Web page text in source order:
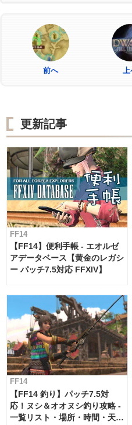
前へ 上
更新記事
FF14
【FF14】便利手帳 - エオルゼ
アデータベース【黄金のレガシ
ー パッチ7.5対応 FFXIV】
FF14
【FF14 釣り】パッチ7.5対
応！ヌシ＆オオヌシ釣り攻略 -
一覧リスト・場所・時間・天